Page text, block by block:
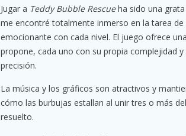
Jugar a Teddy Bubble Rescueha sido una grata
me encontré totalmente inmerso en la tarea
emocionante con cada nivel. El juego ofrece
propone, cada uno con su propia complejidad
precisión.
La música y los gráficos son atractivos y
cómo las burbujas estallan al unir tres o más
resuelto.